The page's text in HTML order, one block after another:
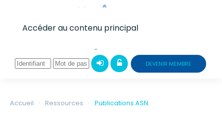
Accéder au contenu principal
DEVENIR MEMBRE
Accueil Ressources Publications ASN